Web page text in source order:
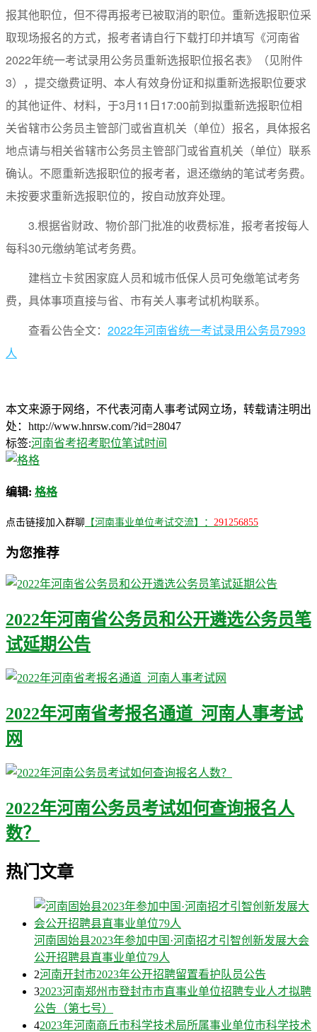
报其他职位，但不得再报考已被取消的职位。重新选报职位采
取现场报名的方式，报考者请自行下载打印并填写《河南省
2022年统一考试录用公务员重新选报职位报名表》（见附件
3），提交缴费证明、本人有效身份证和拟重新选报职位要求
的其他证件、材料，于3月11日17:00前到拟重新选报职位相
关省辖市公务员主管部门或省直机关（单位）报名，具体报名
地点请与相关省辖市公务员主管部门或省直机关（单位）联系
确认。不愿重新选报职位的报考者，退还缴纳的笔试考务费。
未按要求重新选报职位的，按自动放弃处理。
3.根据省财政、物价部门批准的收费标准，报考者按每人
每科30元缴纳笔试考务费。
建档立卡贫困家庭人员和城市低保人员可免缴笔试考务
费，具体事项直接与省、市有关人事考试机构联系。
查看公告全文： 2022年河南省统一考试录用公务员7993
人
本文来源于网络，不代表河南人事考试网立场，转载请注明出
处：http://www.hnrsw.com/?id=28047
标签:河南省考招考职位笔试时间
编辑: 格格
点击链接加入群聊 【河南事业单位考试交流】： 291256855
为您推荐
2022年河南省公务员和公开遴选公务员笔
试延期公告
2022年河南省考报名通道_河南人事考试
网
2022年河南公务员考试如何查询报名人
数？
热门文章
河南固始县2023年参加中国·河南招才引智创新发展大会
公开招聘县直事业单位79人
2河南开封市2023年公开招聘留置看护队员公告
32023河南郑州市登封市市直事业单位招聘专业人才拟聘
公告（第七号）
42023年河南商丘市科学技术局所属事业单位市科学技术